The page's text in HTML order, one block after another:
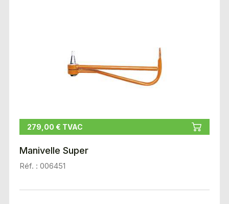
279,00 € TVAC
Manivelle Super
Réf. : 006451